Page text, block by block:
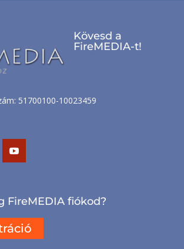
51700100-10023459
Kövesd a
FireMEDIA-t!
FireMEDIA fiókod?